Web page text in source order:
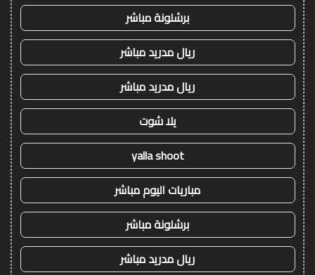
برشلونة مباشر
ريال مدريد مباشر
ريال مدريد مباشر
يلا شوت
yalla shoot
مباريات اليوم مباشر
برشلونة مباشر
ريال مدريد مباشر